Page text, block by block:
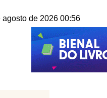
agosto de 2026 00:56